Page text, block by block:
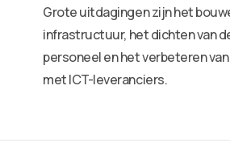
Grote uitdagingen zijn het
infrastructuur, het dichten van
personeel en het verbeteren
met ICT-leveranciers.